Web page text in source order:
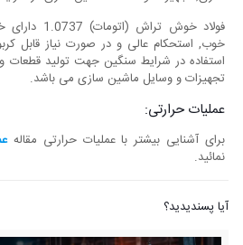
فولاد خوش
خوب, استحکام عالی و در صورت نیاز قابل
استفاده در شرایط سنگین جهت تولید قطعات
تجهیزات و وسایل ماشین سازی می باشد.
عملیات حرارتی:
برای آشنایی بیشتر با عملیات حرارتی مقاله
نمائید.
آیا پسندیدید؟